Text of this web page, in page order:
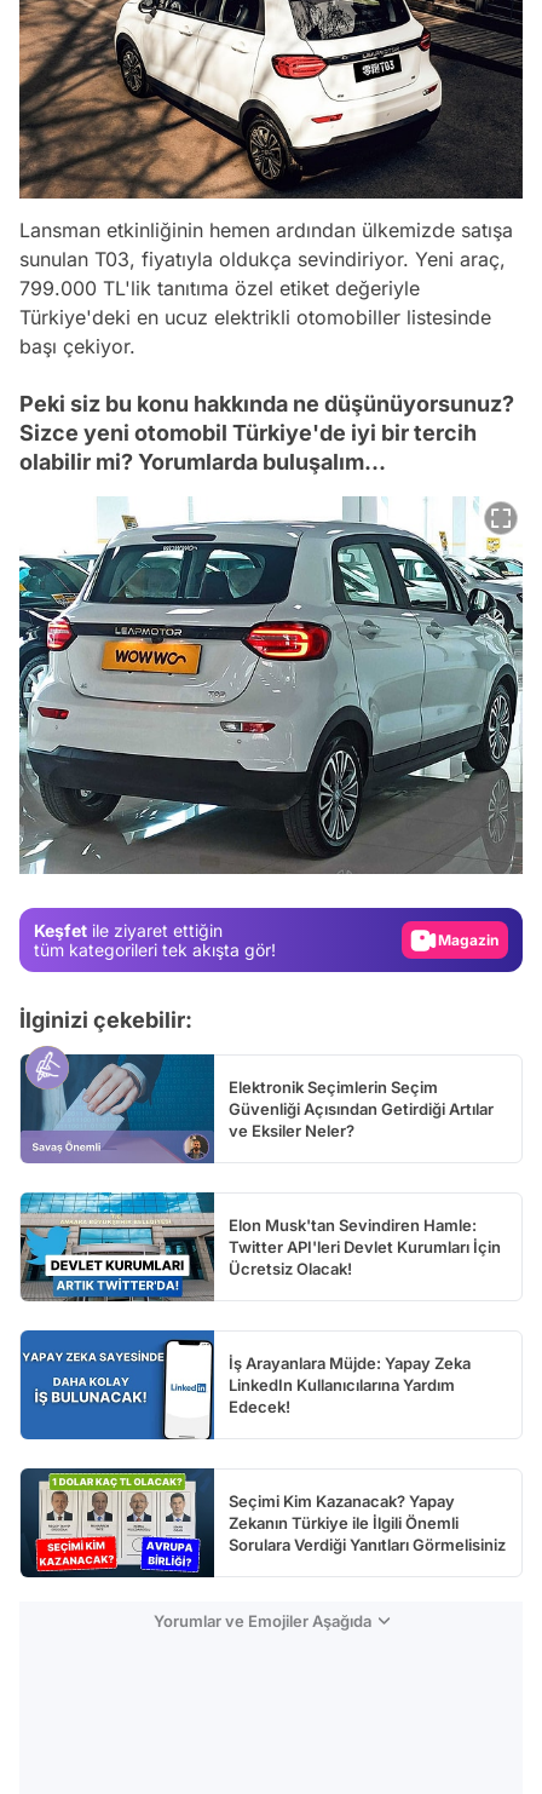
Lansman etkinliğinin hemen ardından ülkemizde satışa
sunulan T03, fiyatıyla oldukça sevindiriyor. Yeni araç,
799.000 TL'lik tanıtıma özel etiket değeriyle
Türkiye'deki en ucuz elektrikli otomobiller listesinde
başı çekiyor.
Peki siz bu konu hakkında ne düşünüyorsunuz?
Sizce yeni otomobil Türkiye'de iyi bir tercih
olabilir mi? Yorumlarda buluşalım...
Keşfet ile ziyaret ettiğin
tüm kategorileri tek akışta gör!
Video
Test
Gündem
Magazin
Video
İlginizi çekebilir:
Elektronik Seçimlerin Seçim
Güvenliği Açısından Getirdiği Artılar
ve Eksiler Neler?
Elon Musk'tan Sevindiren Hamle:
Twitter API'leri Devlet Kurumları İçin
Ücretsiz Olacak!
İş Arayanlara Müjde: Yapay Zeka
LinkedIn Kullanıcılarına Yardım
Edecek!
Seçimi Kim Kazanacak? Yapay
Zekanın Türkiye ile İlgili Önemli
Sorulara Verdiği Yanıtları Görmelisiniz
Yorumlar ve Emojiler Aşağıda